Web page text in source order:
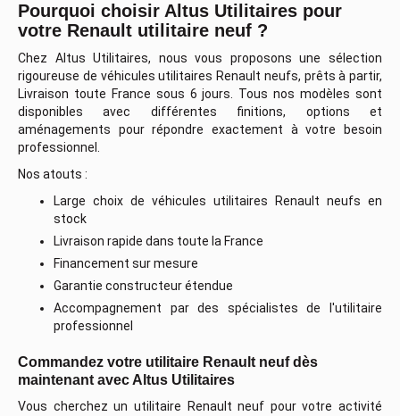
Pourquoi choisir Altus Utilitaires pour
votre Renault utilitaire neuf ?
Chez Altus Utilitaires, nous vous proposons une sélection
rigoureuse de véhicules utilitaires Renault neufs, prêts à partir,
Livraison toute France sous 6 jours. Tous nos modèles sont
disponibles avec différentes finitions, options et
aménagements pour répondre exactement à votre besoin
professionnel.
Nos atouts :
Large choix de véhicules utilitaires Renault neufs en
stock
Livraison rapide dans toute la France
Financement sur mesure
Garantie constructeur étendue
Accompagnement par des spécialistes de l'utilitaire
professionnel
Commandez votre utilitaire Renault neuf dès
maintenant avec Altus Utilitaires
Vous cherchez un utilitaire Renault neuf pour votre activité